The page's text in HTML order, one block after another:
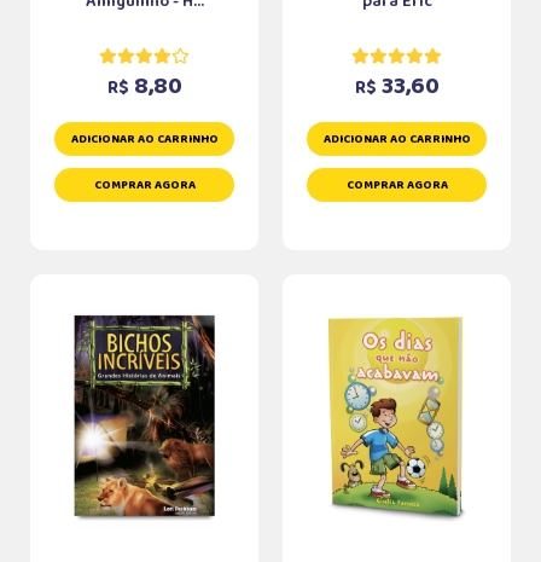
R$ 8,80
ADICIONAR AO CARRINHO
COMPRAR AGORA
R$ 33,60
ADICIONAR AO CARRINHO
COMPRAR AGORA